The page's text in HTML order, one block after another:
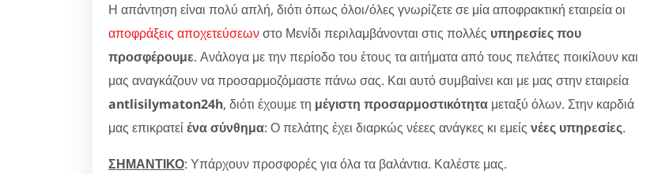
Η απάντηση είναι πολύ απλή, διότι όπως όλοι/όλες γνωρίζετε σε μία αποφρακτική εταιρεία οι
αποφράξεις αποχετεύσεωνστο Μενίδι περιλαμβάνονται στις πολλές υπηρεσίες που
προσφέρουμε. Ανάλογα με την περίοδο του έτους τα αιτήματα από τους πελάτες ποικίλουν και
μας αναγκάζουν να προσαρμοζόμαστε πάνω σας. Και αυτό συμβαίνει και με μας στην εταιρεία
antlisilymaton24h, διότι έχουμε τη μέγιστη προσαρμοστικότητα μεταξύ όλων. Στην καρδιά
μας επικρατείένα σύνθημα: Ο πελάτης έχει διαρκώς νέεες ανάγκες κι εμείς νέες υπηρεσίες.
ΣΗΜΑΝΤΙΚΟ: Υπάρχουν προσφορές για όλα τα βαλάντια. Καλέστε μας.